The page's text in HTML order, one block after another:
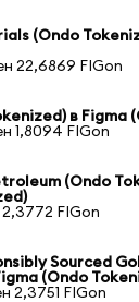
(Ondo
22,6869 FIGon
в Figma
1,8094 FIGon
(Ondo
2,3772 FIGon
Sourced
(Ondo
2,3751 FIGon